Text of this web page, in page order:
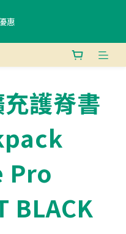
惠
惠
$800澳門免運費
即可獲贈免費午餐袋一個 (隨
惠
護脊書
Pro
BLACK